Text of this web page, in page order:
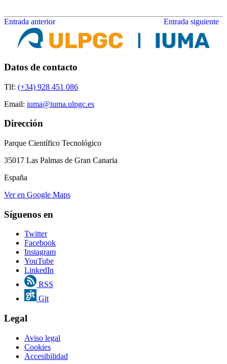
Entrada anterior Entrada siguiente
Datos de contacto
Tlf: (+34) 928 451 086
Email: iuma@iuma.ulpgc.es
Dirección
Parque Científico Tecnológico
35017 Las Palmas de Gran Canaria
España
Ver en Google Maps
Síguenos en
Twitter
Facebook
Instagram
YouTube
LinkedIn
RSS
Git
Legal
Aviso legal
Cookies
Accesibilidad